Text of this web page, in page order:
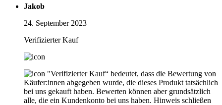
Jakob
24. September 2023
Verifizierter Kauf
"Verifizierter Kauf“ bedeutet, dass die Bewertung von
Käufer:innen abgegeben wurde, die dieses Produkt tatsächlich
bei uns gekauft haben. Bewerten können aber grundsätzlich
alle, die ein Kundenkonto bei uns haben. Hinweis schließen